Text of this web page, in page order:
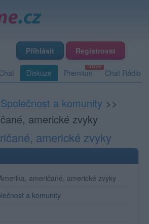
Přihlásit Registrovat
Chat Diskuze Premium Chat Rádio
Společnost a komunity >>
americké zvyky
americké zvyky
američané, americké zvyky
a komunity